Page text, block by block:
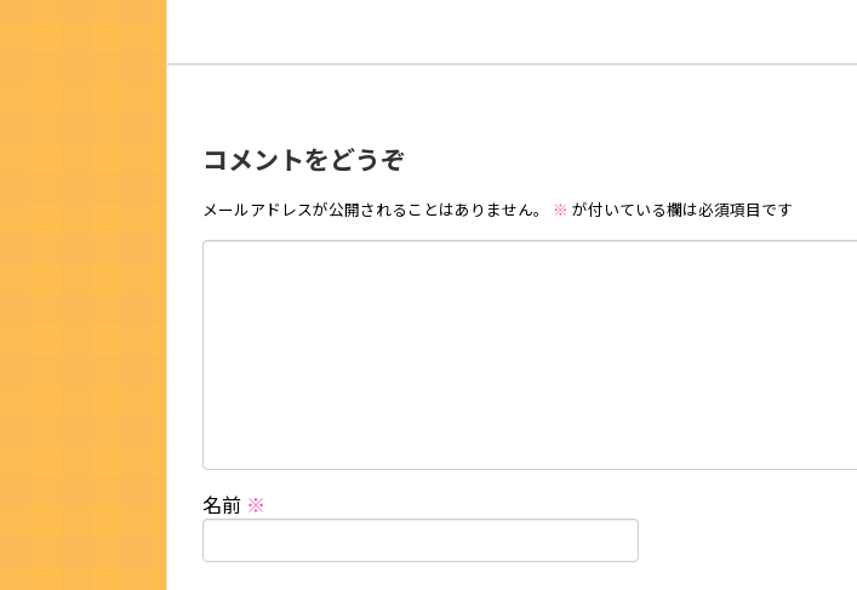
コメントをどうぞ
メールアドレスが公開されることはありません。 ※ が付いている欄は必須項目です
名前 ※